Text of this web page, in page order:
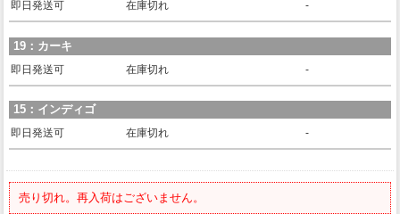
即日発送可 在庫切れ -
19：カーキ
即日発送可 在庫切れ -
15：インディゴ
即日発送可 在庫切れ -
売り切れ。再入荷はございません。